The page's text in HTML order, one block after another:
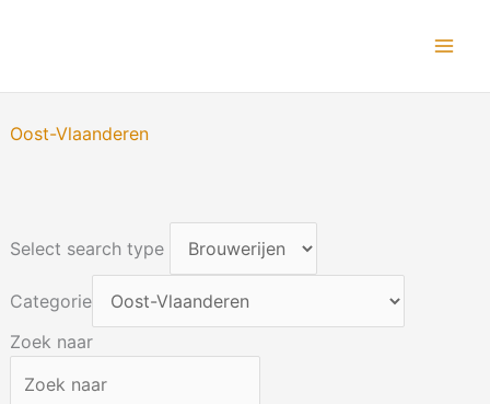
inhoud
Oost-Vlaanderen
Select search type
Categorie
Zoek naar